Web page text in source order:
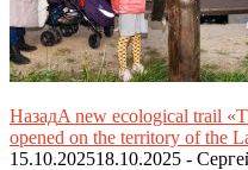
НазадA new ecological trail
opened on the territory of the
15.10.202518.10.2025 -